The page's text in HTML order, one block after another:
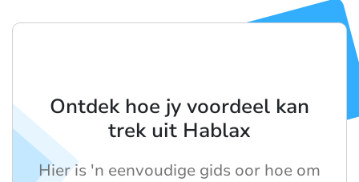
Ontdek hoe jy voordeel kan
trek uit Hablax
Hier is 'n eenvoudige gids oor hoe om